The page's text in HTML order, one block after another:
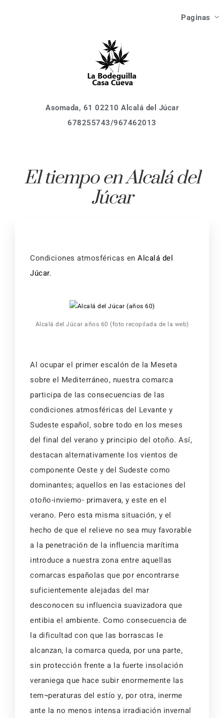
Paginas
Asomada, 61 02210 Alcalá del Júcar
678255743/967462013
Las
678255743/967462013
El tiempo en Alcalá del
Júcar
Condiciones atmosféricas en Alcalá del
Júcar.
Alcalá del Júcar años 60 (foto recopilada de la web)
Al ocupar el primer escalón de la Meseta
sobre el Mediterráneo, nuestra comarca
participa de las consecuencias de las
condiciones atmosféricas del Levante y
Sudeste español, sobre todo en los meses
del final del verano y principio del otoño. Así,
destacan alternativamente los vientos de
componente Oeste y del Sudeste como
dominantes; aquellos en las estaciones del
otoño-inviemo- primavera, y este en el
verano. Pero esta misma situación, y el
hecho de que el relieve no sea muy favorable
a la penetración de la influencia marítima
introduce a nuestra zona entre aquellas
comarcas españolas que por encontrarse
suficientemente alejadas del mar
desconocen su influencia suavizadora que
entibia el ambiente. Como consecuencia de
la dificultad con que las borrascas le
alcanzan, la comarca queda, por una parte,
sin protección frente a la fuerte insolación
veraniega que hace subir enormemente las
tem¬peraturas del estío y, por otra, inerme
ante la no menos intensa irradiación invernal